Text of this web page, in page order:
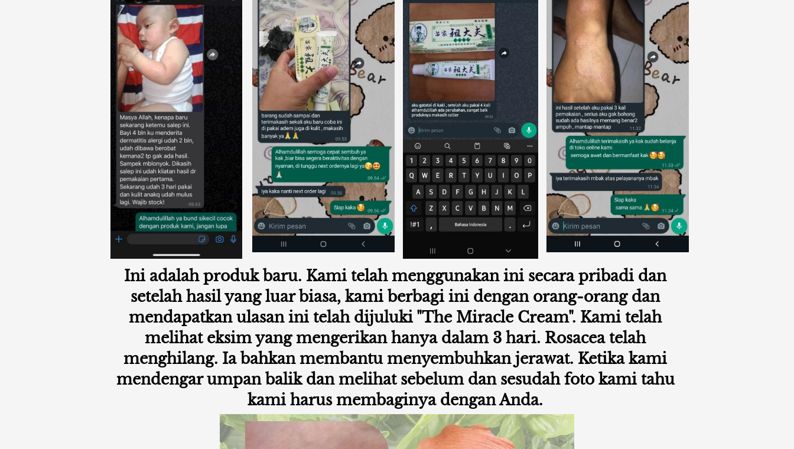
Ini adalah produk baru. Kami telah menggunakan ini secara pribadi dan
setelah hasil yang luar biasa, kami berbagi ini dengan orang-orang dan
mendapatkan ulasan ini telah dijuluki "The Miracle Cream". Kami telah
melihat eksim yang mengerikan hanya dalam 3 hari. Rosacea telah
menghilang. Ia bahkan membantu menyembuhkan jerawat. Ketika kami
mendengar umpan balik dan melihat sebelum dan sesudah foto kami tahu
kami harus membaginya dengan Anda.